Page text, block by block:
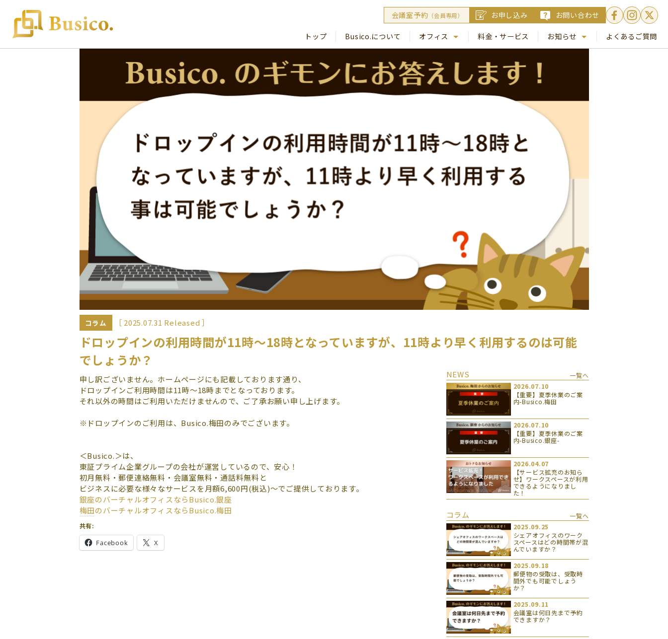
会議室予約 （会員専用） お申し込み お問い合わせ
トップ Busico.について
オフィス
Busico. 梅田
料金・サービス
お知らせ
Busico.通信
よくあるご質問
コラム ［ 2025.07.31 Released ］
ドロップインの利用時間が11時～18時となっていますが、11時より早く利用するのは可能
でしょうか？
申し訳ございません。ホームページにも記載しております通り、
ドロップインご利用時間は11時～18時までとなっております。
それ以外の時間はご利用いただけませんので、ご了承お願い申し上げます。
※ドロップインのご利用は、Busico.梅田のみでございます。
＜Busico.＞は、
東証プライム企業グループの会社が運営しているので、安心！
初月無料・郵便連絡無料・会議室無料・通話料無料と
ビジネスに必要な様々なサービスを月額6,600円(税込)～でご提供しております。
銀座のバーチャルオフィスならBusico.銀座
梅田のバーチャルオフィスならBusico.梅田
共有:
Facebook X
NEWS
一覧へ
2026.07.10
【重要】夏季休業のご案
内-Busico.梅田
2026.07.10
【重要】夏季休業のご案
内-Busico.銀座-
2026.04.07
【サービス拡充のお知ら
せ】ワークスペースが利用
できるようになりまし
た！
コラム
一覧へ
2025.09.25
シェアオフィスのワーク
スペースはどの時間帯が混
んでいますか？
2025.09.18
郵便物の受取は、受取時
間外でも可能でしょう
か？
2025.09.11
会議室は何日先まで予約
できますか？